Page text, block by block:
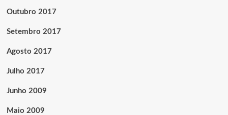
Outubro 2017
Setembro 2017
Agosto 2017
Julho 2017
Junho 2009
Maio 2009